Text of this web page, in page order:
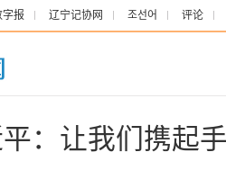
字报 辽宁记协网 조선어 评论
：让我们携起